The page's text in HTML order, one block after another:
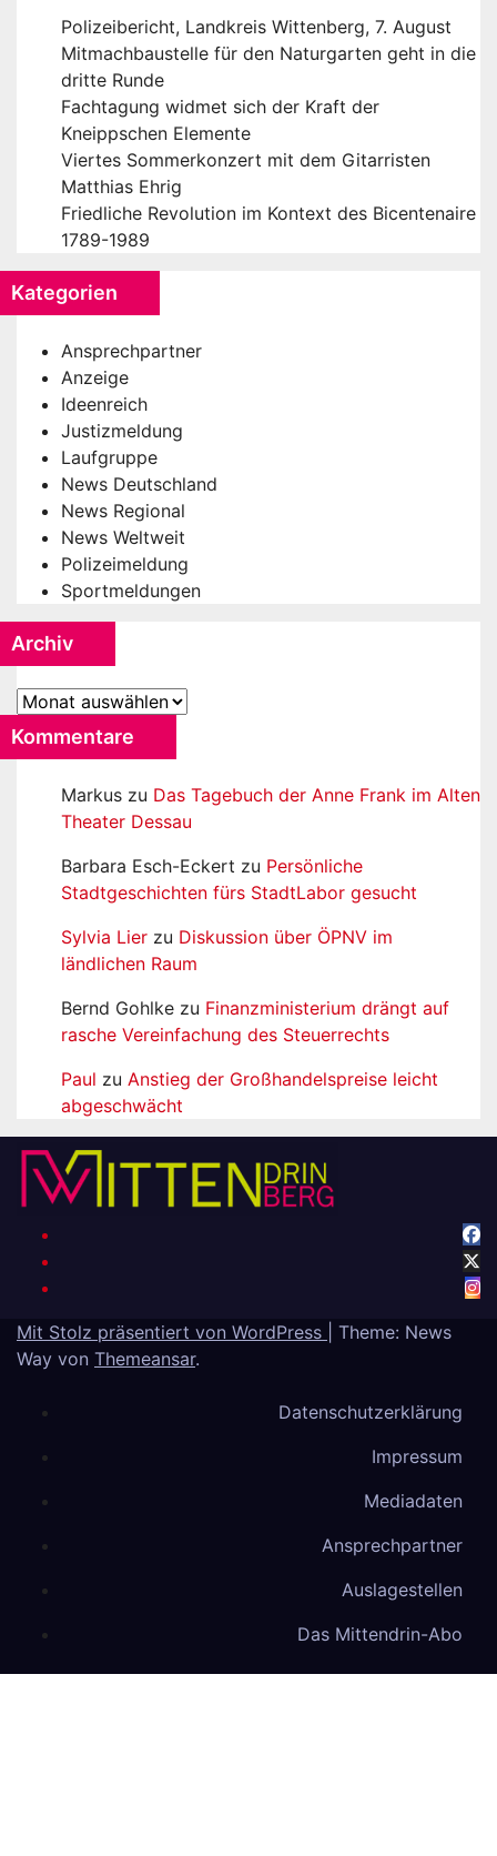
Polizeibericht, Landkreis Wittenberg, 7. August
Mitmachbaustelle für den Naturgarten geht in die
dritte Runde
Fachtagung widmet sich der Kraft der
Kneippschen Elemente
Viertes Sommerkonzert mit dem Gitarristen
Matthias Ehrig
Friedliche Revolution im Kontext des Bicentenaire
1789-1989
Kategorien
Ansprechpartner
Anzeige
Ideenreich
Justizmeldung
Laufgruppe
News Deutschland
News Regional
News Weltweit
Polizeimeldung
Sportmeldungen
Archiv
Archiv
Kommentare
Markus zu Das Tagebuch der Anne Frank im Alten
Theater Dessau
Barbara Esch-Eckert zu Persönliche
Stadtgeschichten fürs StadtLabor gesucht
Sylvia Lier zu Diskussion über ÖPNV im
ländlichen Raum
Bernd Gohlke zu Finanzministerium drängt auf
rasche Vereinfachung des Steuerrechts
Paul zu Anstieg der Großhandelspreise leicht
abgeschwächt
Mit Stolz präsentiert von WordPress
Theme: News
Way von Themeansar.
Datenschutzerklärung
Impressum
Mediadaten
Ansprechpartner
Auslagestellen
Das Mittendrin-Abo